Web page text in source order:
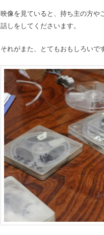
映像を見ていると、持ち主の方や
話しをしてくださいます。
それがまた、とてもおもしろいで